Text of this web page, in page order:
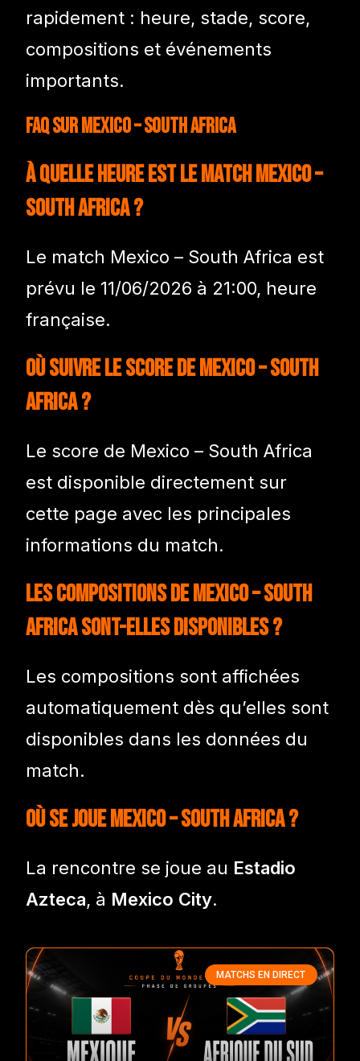
rapidement : heure, stade, score,
compositions et événements
importants.
FAQ sur Mexico – South Africa
À quelle heure est le match Mexico –
South Africa ?
Le match Mexico – South Africa est
prévu le 11/06/2026 à 21:00, heure
française.
Où suivre le score de Mexico – South
Africa ?
Le score de Mexico – South Africa
est disponible directement sur
cette page avec les principales
informations du match.
Les compositions de Mexico – South
Africa sont-elles disponibles ?
Les compositions sont affichées
automatiquement dès qu’elles sont
disponibles dans les données du
match.
Où se joue Mexico – South Africa ?
La rencontre se joue au Estadio
Azteca, à Mexico City.
MATCHS EN DIRECT